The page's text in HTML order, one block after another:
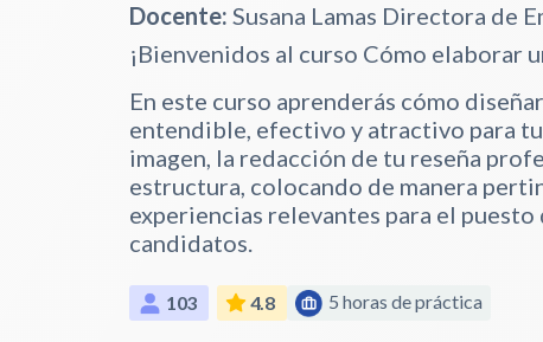
Docente: Susana Lamas Directora de
¡Bienvenidos al curso Cómo elaborar
En este curso aprenderás cómo
entendible, efectivo y atractivo para
imagen, la redacción de tu reseña
estructura, colocando de manera
experiencias relevantes para el
candidatos.
103 4.8 5 horas de práctica